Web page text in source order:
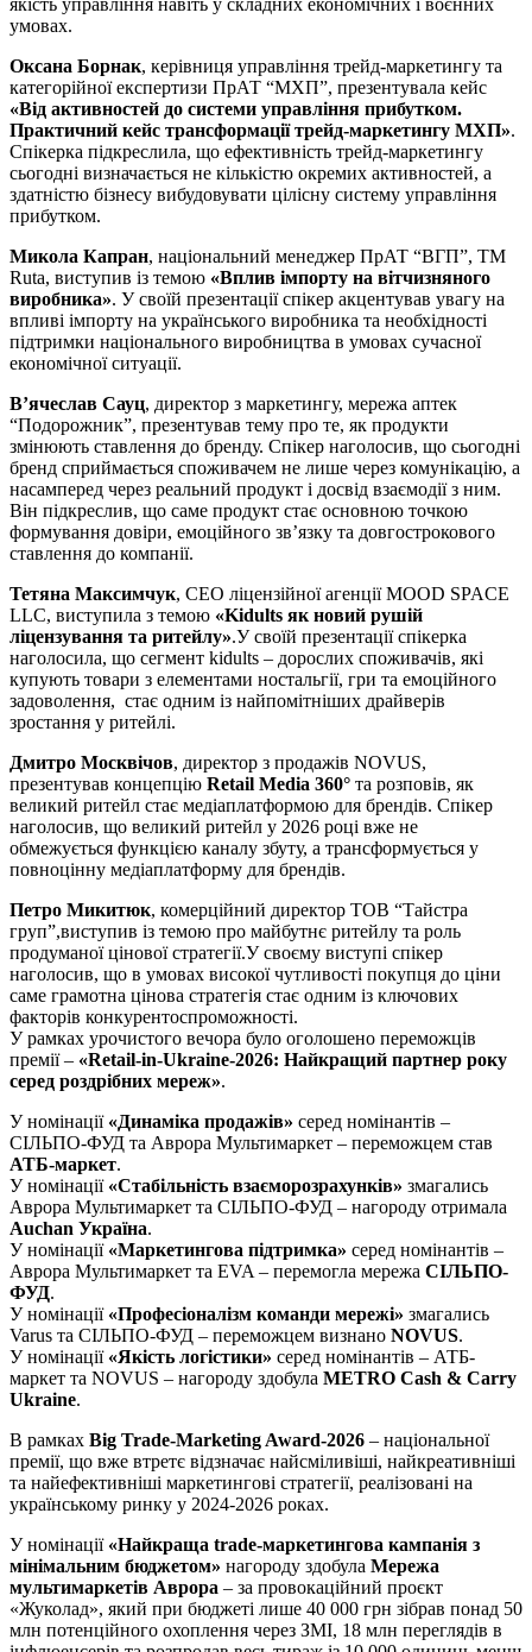
умовах.
Оксана Борнак, керівниця управління трейд-маркетингу та
категорійної експертизи ПрАТ “МХП”, презентувала кейс
«Від активностей до системи управління прибутком.
Практичний кейс трансформації трейд-маркетингу МХП».
Спікерка підкреслила, що ефективність трейд-маркетингу
сьогодні визначається не кількістю окремих активностей, а
здатністю бізнесу вибудовувати цілісну систему управління
прибутком.
Микола Капран, національний менеджер ПрАТ “ВГП”, ТМ
Ruta, виступив із темою «Вплив імпорту на вітчизняного
виробника». У своїй презентації спікер акцентував увагу на
впливі імпорту на українського виробника та необхідності
підтримки національного виробництва в умовах сучасної
економічної ситуації.
В’ячеслав Сауц, директор з маркетингу, мережа аптек
“Подорожник”, презентував тему про те, як продукти
змінюють ставлення до бренду. Спікер наголосив, що сьогодні
бренд сприймається споживачем не лише через комунікацію, а
насамперед через реальний продукт і досвід взаємодії з ним.
Він підкреслив, що саме продукт стає основною точкою
формування довіри, емоційного зв’язку та довгострокового
ставлення до компанії.
Тетяна Максимчук, CEO ліцензійної агенції MOOD SPACE
LLC, виступила з темою «Kidults як новий рушій
ліцензування та ритейлу».У своїй презентації спікерка
наголосила, що сегмент kidults – дорослих споживачів, які
купують товари з елементами ностальгії, гри та емоційного
задоволення, стає одним із найпомітніших драйверів
зростання у ритейлі.
Дмитро Москвічов, директор з продажів NOVUS,
презентував концепцію Retail Media 360° та розповів, як
великий ритейл стає медіаплатформою для брендів. Спікер
наголосив, що великий ритейл у 2026 році вже не
обмежується функцією каналу збуту, а трансформується у
повноцінну медіаплатформу для брендів.
Петро Микитюк, комерційний директор ТОВ “Тайстра
груп”,виступив із темою про майбутнє ритейлу та роль
продуманої цінової стратегії.У своєму виступі спікер
наголосив, що в умовах високої чутливості покупця до ціни
саме грамотна цінова стратегія стає одним із ключових
факторів конкурентоспроможності.
У рамках урочистого вечора було оголошено переможців
премії – «Retail-in-Ukraine-2026: Найкращий партнер року
серед роздрібних мереж».
У номінації «Динаміка продажів» серед номінантів –
СІЛЬПО-ФУД та Аврора Мультимаркет – переможцем став
АТБ-маркет.
У номінації «Стабільність взаєморозрахунків» змагались
Аврора Мультимаркет та СІЛЬПО-ФУД – нагороду отримала
Auchan Україна.
У номінації «Маркетингова підтримка» серед номінантів –
Аврора Мультимаркет та EVA – перемогла мережа СІЛЬПО-
ФУД.
У номінації «Професіоналізм команди мережі» змагались
Varus та СІЛЬПО-ФУД – переможцем визнано NOVUS.
У номінації «Якість логістики» серед номінантів – АТБ-
маркет та NOVUS – нагороду здобула METRO Cash & Carry
Ukraine.
В рамках Big Trade-Marketing Award-2026 – національної
премії, що вже втретє відзначає найсміливіші, найкреативніші
та найефективніші маркетингові стратегії, реалізовані на
українському ринку у 2024-2026 роках.
У номінації «Найкраща trade-маркетингова кампанія з
мінімальним бюджетом» нагороду здобула Мережа
мультимаркетів Аврора – за провокаційний проєкт
«Жуколад», який при бюджеті лише 40 000 грн зібрав понад 50
млн потенційного охоплення через ЗМІ, 18 млн переглядів в